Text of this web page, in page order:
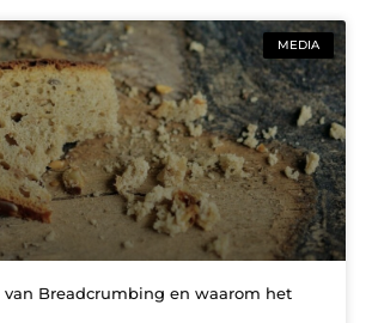
MEDIA
van Breadcrumbing en waarom het